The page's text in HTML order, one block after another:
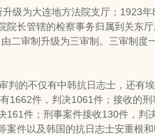
级为大连地方法院支厅；1923年
长管辖的检察事务归属到关东
二审制升级为三审制。三审制度
的不仅有中韩抗日志士，还有
1662件，判决1061件；接收的
件；刑事案件接收130件，判
件以及韩国的抗日志士安重根和